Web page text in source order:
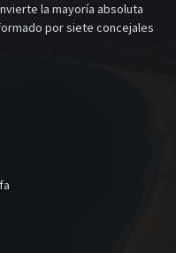
la mayoría absoluta
por siete concejales